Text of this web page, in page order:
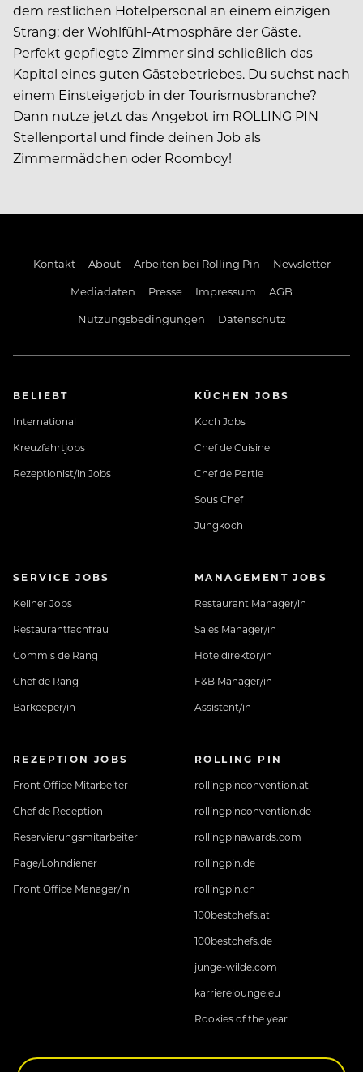
dem restlichen Hotelpersonal an einem einzigen
Strang: der Wohlfühl-Atmosphäre der Gäste.
Perfekt gepflegte Zimmer sind schließlich das
Kapital eines guten Gästebetriebes. Du suchst nach
einem Einsteigerjob in der Tourismusbranche?
Dann nutze jetzt das Angebot im ROLLING PIN
Stellenportal und finde deinen Job als
Zimmermädchen oder Roomboy!
Kontakt About Arbeiten bei Rolling Pin
Newsletter
Mediadaten
Presse Impressum
AGB
Nutzungsbedingungen
Datenschutz
BELIEBT
International
Kreuzfahrtjobs
Rezeptionist/in Jobs
KÜCHEN JOBS
Koch Jobs
Chef de Cuisine
Chef de Partie
Sous Chef
Jungkoch
SERVICE JOBS
Kellner Jobs
Restaurantfachfrau
Commis de Rang
Chef de Rang
Barkeeper/in
MANAGEMENT JOBS
Restaurant Manager/in
Sales Manager/in
Hoteldirektor/in
F&B Manager/in
Assistent/in
REZEPTION JOBS
Front Office Mitarbeiter
Chef de Reception
Reservierungsmitarbeiter
Page/Lohndiener
Front Office Manager/in
ROLLING PIN
rollingpinconvention.at
rollingpinconvention.de
rollingpinawards.com
rollingpin.de
rollingpin.ch
100bestchefs.at
100bestchefs.de
junge-wilde.com
karrierelounge.eu
Rookies of the year